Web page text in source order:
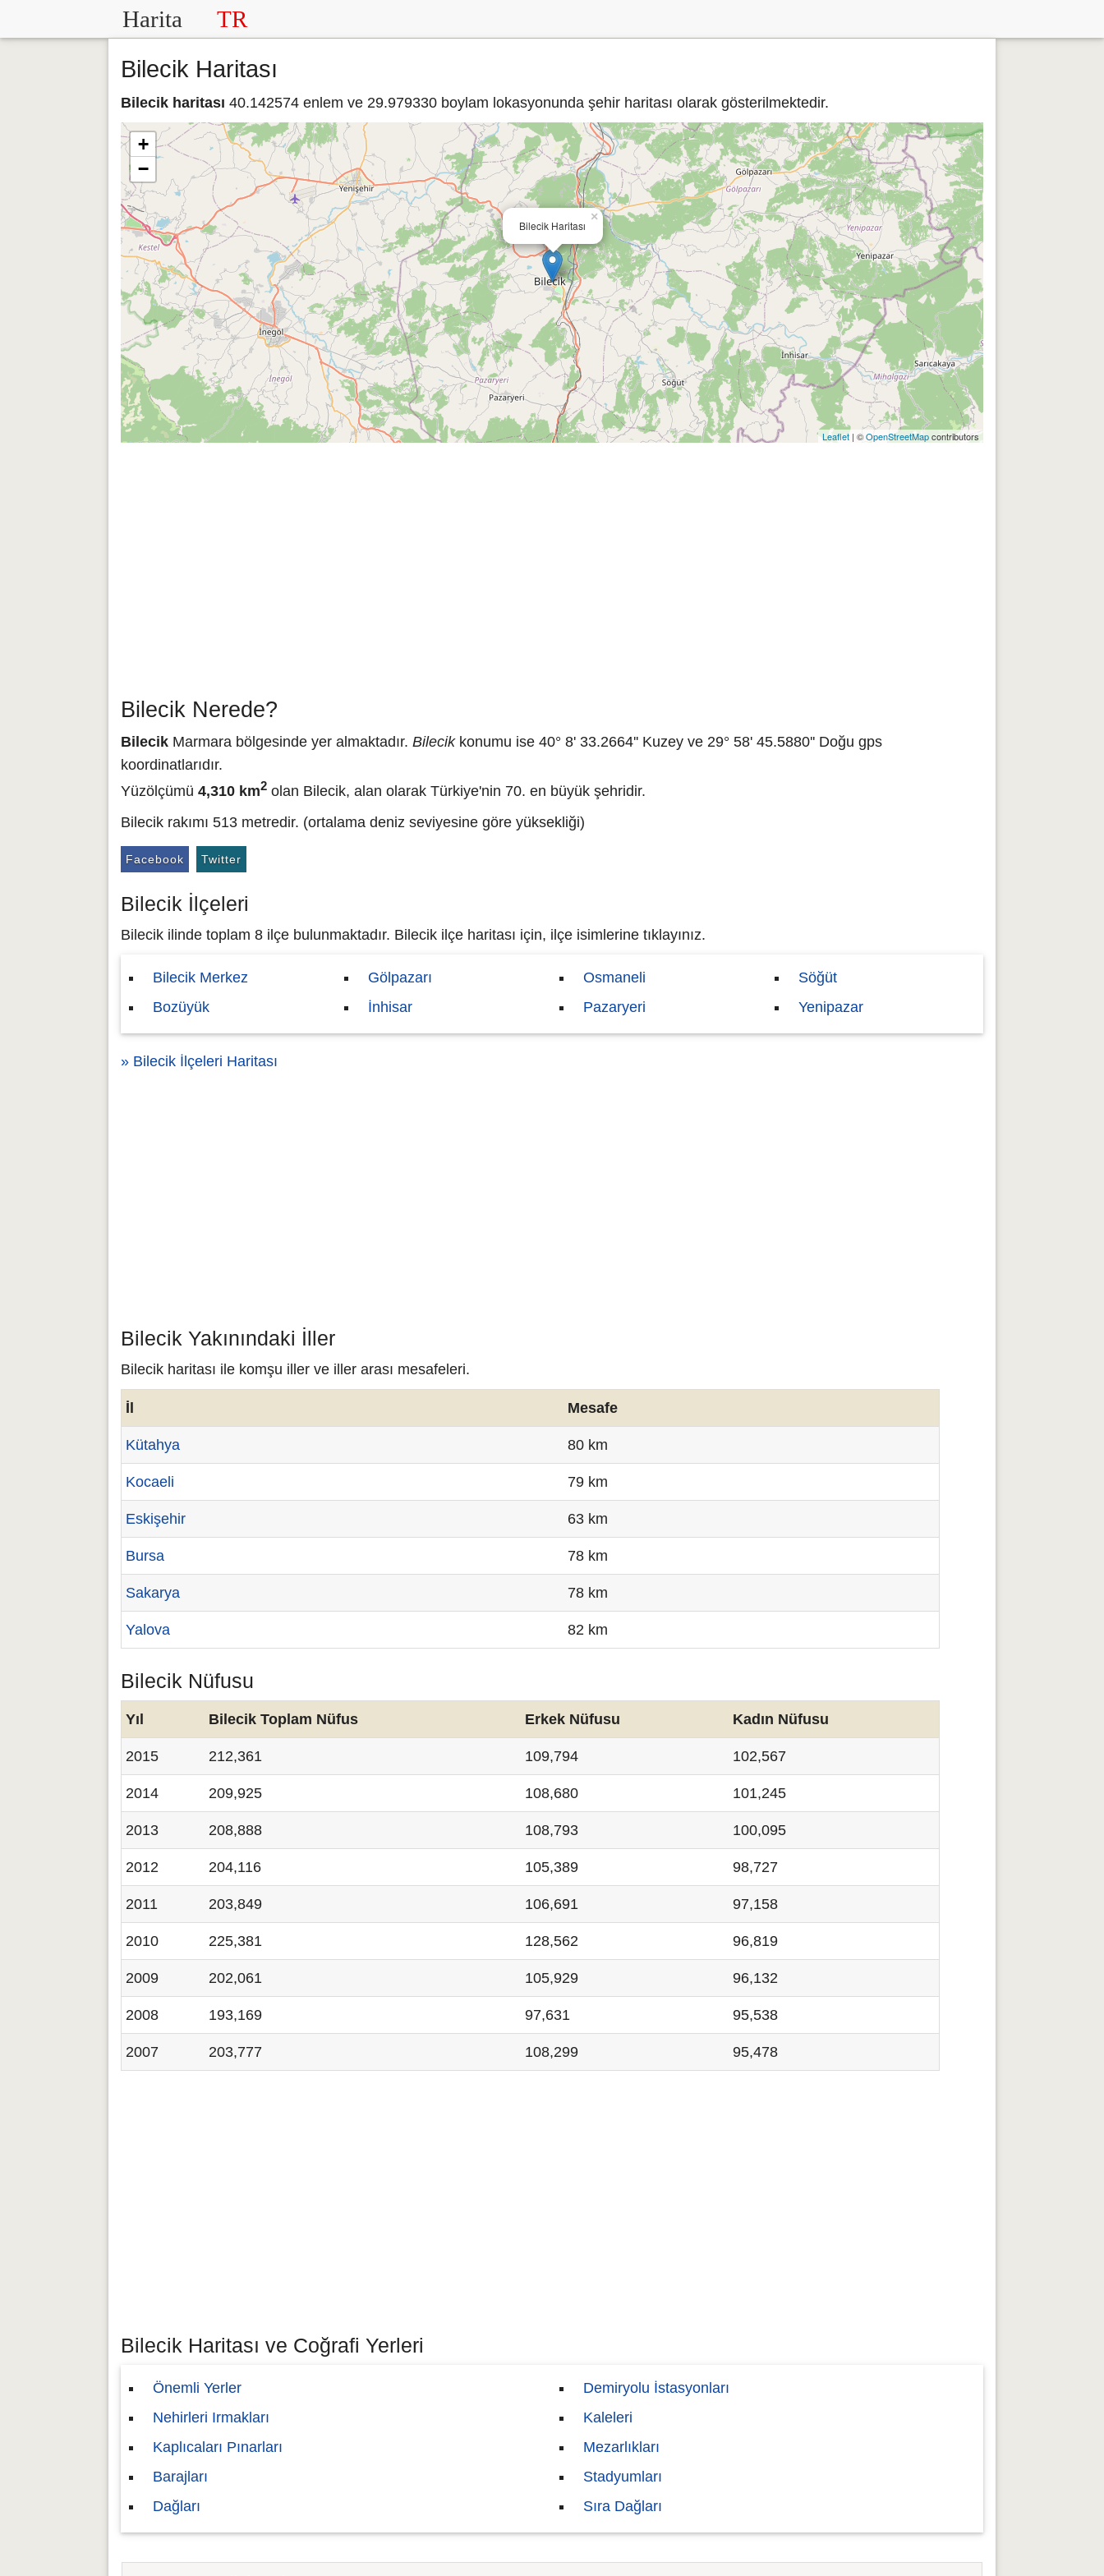
Harita TR
Bilecik Haritası
Bilecik haritası 40.142574 enlem ve 29.979330 boylam lokasyonunda şehir haritası olarak gösterilmektedir.
Bilecik Haritası
×
+
−
Leaflet | ©OpenStreetMapcontributors
Bilecik Nerede?
Bilecik Marmara bölgesinde yer almaktadır. Bilecikkonumu ise 40° 8' 33.2664'' Kuzey ve 29° 58' 45.5880'' Doğu gps
koordinatlarıdır.
Yüzölçümü 4,310 km2 olan Bilecik, alan olarak Türkiye'nin 70. en büyük şehridir.
Bilecik rakımı 513 metredir. (ortalama deniz seviyesine göre yüksekliği)
Facebook Twitter
Bilecik İlçeleri
Bilecik ilinde toplam 8 ilçe bulunmaktadır. Bilecik ilçe haritası için, ilçe isimlerine tıklayınız.
Bilecik Merkez
Bozüyük
Gölpazarı
İnhisar
Osmaneli
Pazaryeri
Söğüt
Yenipazar
» Bilecik İlçeleri Haritası
Bilecik Yakınındaki İller
Bilecik haritası ile komşu iller ve iller arası mesafeleri.
İl Mesafe
Kütahya 80 km
Kocaeli 79 km
Eskişehir 63 km
Bursa 78 km
Sakarya 78 km
Yalova 82 km
Bilecik Nüfusu
Yıl Bilecik Toplam Nüfus Erkek Nüfusu Kadın Nüfusu
2015 212,361 109,794 102,567
2014 209,925 108,680 101,245
2013 208,888 108,793 100,095
2012 204,116 105,389 98,727
2011 203,849 106,691 97,158
2010 225,381 128,562 96,819
2009 202,061 105,929 96,132
2008 193,169 97,631 95,538
2007 203,777 108,299 95,478
Bilecik Haritası ve Coğrafi Yerleri
Önemli Yerler
Nehirleri Irmakları
Kaplıcaları Pınarları
Barajları
Dağları
Demiryolu İstasyonları
Kaleleri
Mezarlıkları
Stadyumları
Sıra Dağları